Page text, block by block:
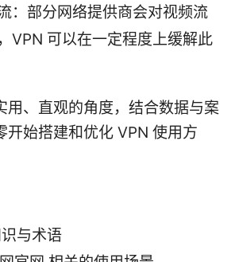
：部分网络提供商会对视频流
VPN 可以在一定程度上缓解此
用、直观的角度，结合数据与案
开始搭建和优化 VPN 使用方
与术语